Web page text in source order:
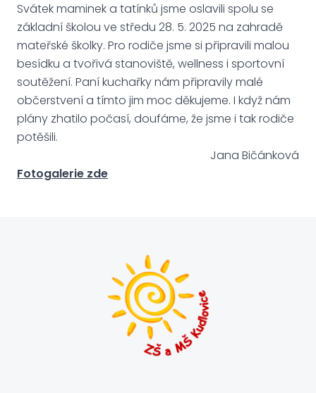
Svátek maminek a tatínků jsme oslavili spolu se
základní školou ve středu 28. 5. 2025 na zahradě
mateřské školky. Pro rodiče jsme si připravili malou
besídku a tvořivá stanoviště, wellness i sportovní
soutěžení. Paní kuchařky nám připravily malé
občerstvení a tímto jim moc děkujeme. I když nám
plány zhatilo počasí, doufáme, že jsme i tak rodiče
potěšili.
Jana Bičánková
Fotogalerie zde